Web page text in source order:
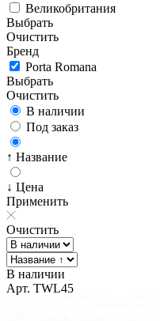
Великобритания
Выбрать
Очистить
Бренд
Porta Romana
Выбрать
Очистить
В наличии
Под заказ
↑ Название
↓ Цена
Применить
Очистить
В наличии
Арт. TWL45